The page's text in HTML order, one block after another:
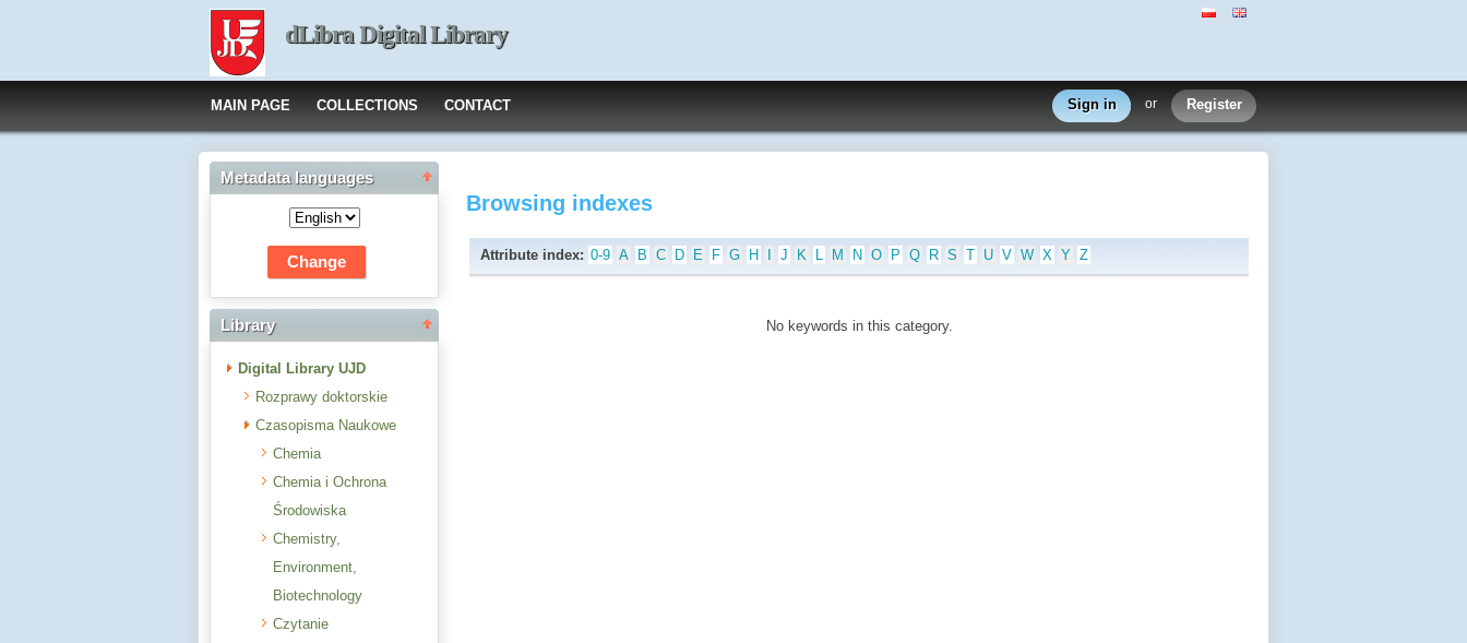
dLibra Digital Library
MAIN PAGE COLLECTIONS CONTACT Sign in or Register
Metadata languages
Library
Digital Library UJD
Rozprawy doktorskie
Czasopisma Naukowe
Chemia
Chemia i Ochrona
Środowiska
Chemistry,
Environment,
Biotechnology
Czytanie
Browsing indexes
Attribute index: 0-9 A B C D E F G H J K L M N O P Q R S T U V W X Y Z
No keywords in this category.